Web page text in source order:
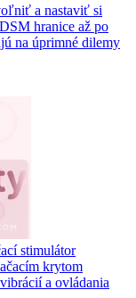
a nastaviť si
hranice až po
na úprimné dilemy
stimulátor
krytom
a ovládania